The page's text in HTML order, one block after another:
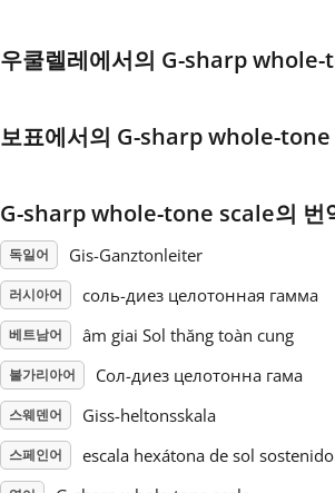
Português
Русский
Svenska
우쿨렐레에서의 G-sharp
보표에서의 G-sharp whole-
G-sharp whole-tone scale의 번
독일어 Gis-Ganztonleiter
러시아어 соль-диез целотонная гамма
베트남어 âm giai Sol thăng toàn cung
불가리아어 Сол-диез целотонна гама
스웨덴어 Giss-heltonsskala
스페인어 escala hexátona de sol sostenido